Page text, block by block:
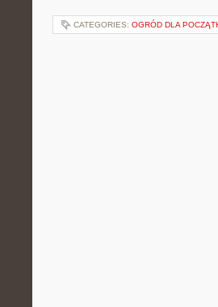
CATEGORIES: OGRÓD DLA